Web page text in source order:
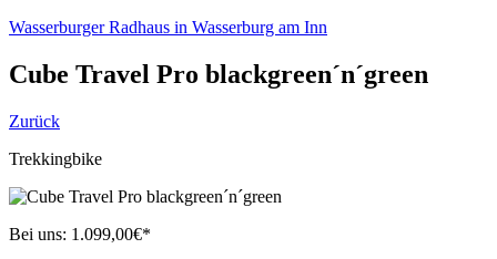
Wasserburger Radhaus in Wasserburg am Inn
Cube Travel Pro blackgreen´n´green
Zurück
Trekkingbike
Bei uns: 1.099,00€*